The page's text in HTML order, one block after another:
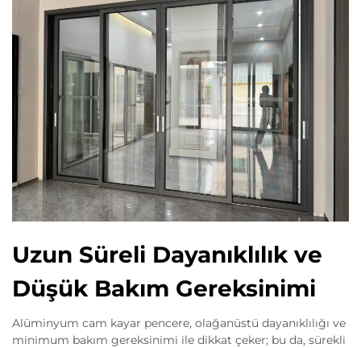
Uzun Süreli Dayanıklılık ve
Düşük Bakım Gereksinimi
Alüminyum cam kayar pencere, olağanüstü dayanıklılığı ve
minimum bakım gereksinimi ile dikkat çeker; bu da, sürekli